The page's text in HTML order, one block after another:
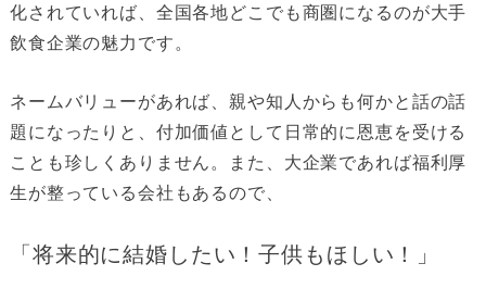
化されていれば、全国各地どこでも商圏になるのが大手
飲食企業の魅力です。
ネームバリューがあれば、親や知人からも何かと話の話
題になったりと、付加価値として日常的に恩恵を受ける
ことも珍しくありません。また、大企業であれば福利厚
生が整っている会社もあるので、
「将来的に結婚したい！子供もほしい！」